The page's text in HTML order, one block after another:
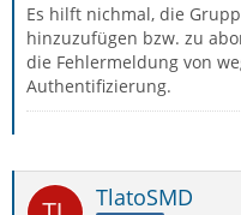
Es hilft nichmal, die
hinzuzufügen bzw. zu
die Fehlermeldung von
Authentifizierung.
TlatoSMD